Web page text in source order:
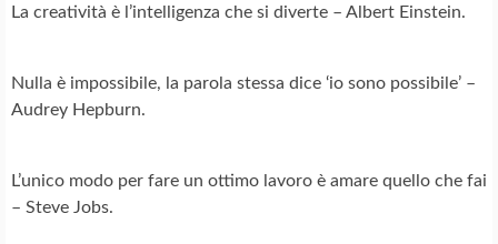
La creatività è l’intelligenza che si diverte – Albert Einstein.
Nulla è impossibile, la parola stessa dice ‘io sono possibile’ –
Audrey Hepburn.
L’unico modo per fare un ottimo lavoro è amare quello che fai
– Steve Jobs.